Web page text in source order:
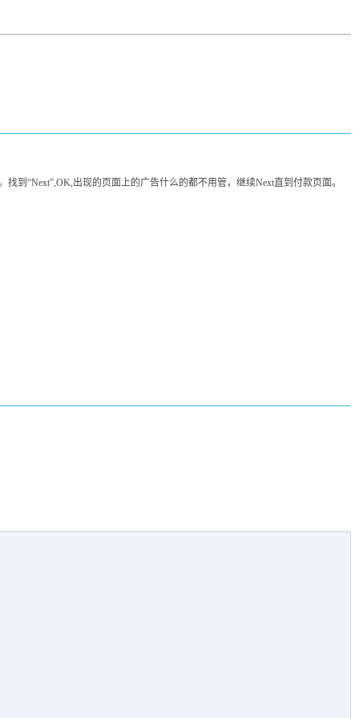
到“Next”,OK,出现的页面上的广告什么的都不用管，继续Next直到付款页面。